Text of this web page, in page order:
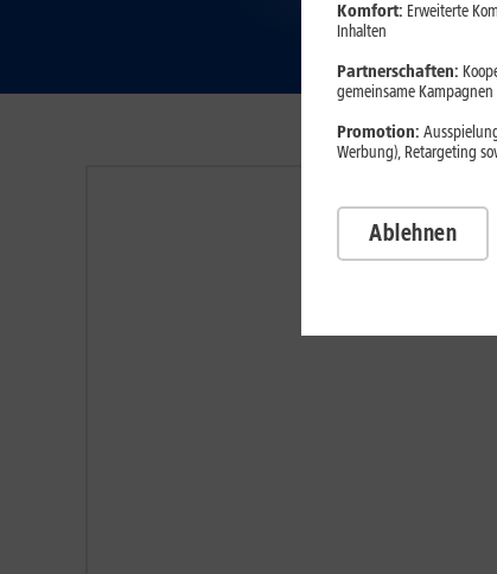
Komfort: Erweiterte
Inhalten
Partnerschaften:
gemeinsame
Promotion:
Werbung), Retargeting
Ablehnen